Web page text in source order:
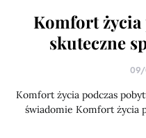
Komfort życia
skuteczne
Komfort życia podczas
świadomie Komfort życia